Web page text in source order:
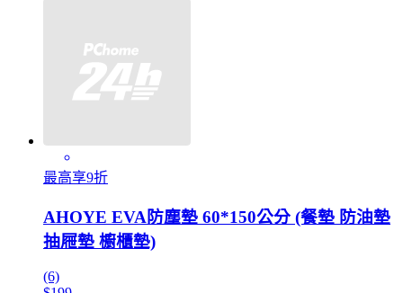
最高享9折
AHOYE EVA防塵墊 60*150公分 (餐墊 防油墊
抽屜墊 櫥櫃墊)
(6)